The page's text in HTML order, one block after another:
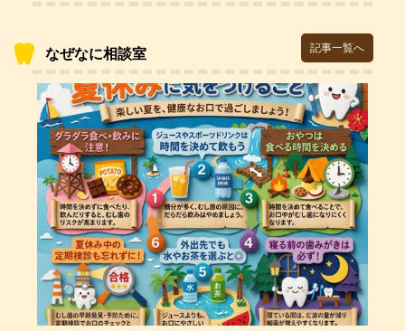
なぜなに相談室 記事一覧へ